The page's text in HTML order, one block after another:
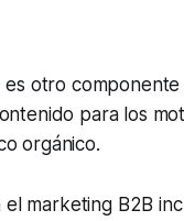
otro
para los
orgánico.
marketing B2B